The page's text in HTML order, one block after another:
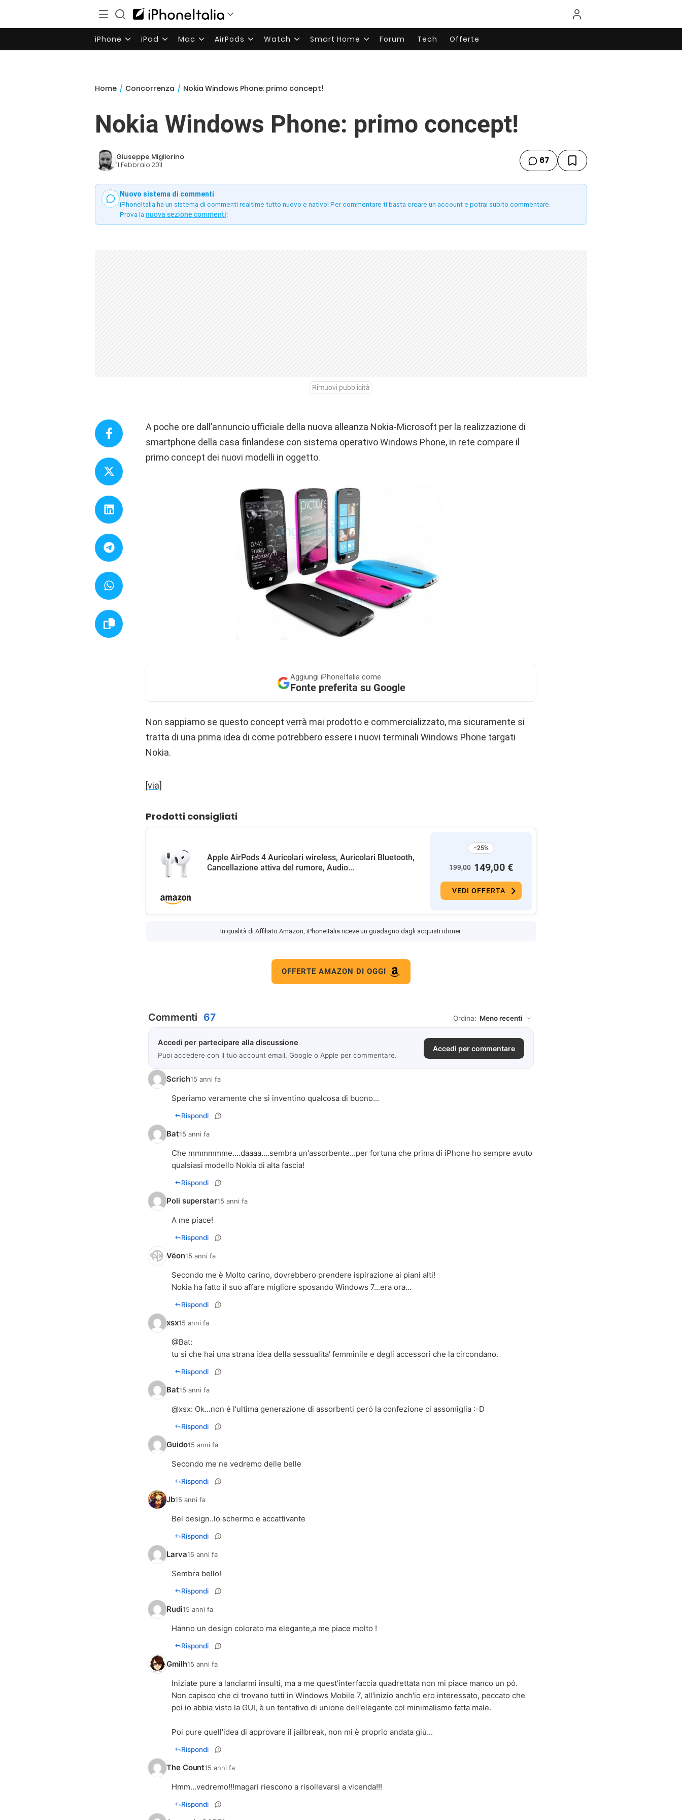
iPhone iPad Mac AirPods Watch Smart Home Forum Tech Offerte
Home / Concorrenza / Nokia Windows Phone: primo concept!
Nokia Windows Phone: primo concept!
Giuseppe Migliorino
11 Febbraio 2011 67
Nuovo sistema di commenti
iPhoneItalia ha un sistema di commenti realtime tutto nuovo e nativo! Per commentare ti basta creare un account e potrai subito commentare.
Prova la nuova sezione commenti!
Rimuovi pubblicità
A poche ore dall’annuncio ufficiale della nuova alleanza Nokia-Microsoft per la realizzazione di
smartphone della casa finlandese con sistema operativo Windows Phone, in rete compare il
primo concept dei nuovi modelli in oggetto.
Aggiungi iPhoneItalia come
Fonte preferita su Google
Non sappiamo se questo concept verrà mai prodotto e commercializzato, ma sicuramente si
tratta di una prima idea di come potrebbero essere i nuovi terminali Windows Phone targati
Nokia.
[via]
Prodotti consigliati
Apple AirPods 4 Auricolari wireless, Auricolari Bluetooth,
Cancellazione attiva del rumore, Audio...
−25%
199,00 149,00 €
VEDI OFFERTA
In qualità di Affiliato Amazon, iPhoneItalia riceve un guadagno dagli acquisti idonei.
OFFERTE AMAZON DI OGGI
Commenti 67 Ordina:
Accedi per partecipare alla discussione
Puoi accedere con il tuo account email, Google o Apple per commentare.
Accedi per commentare
Scrich15 anni fa
Speriamo veramente che si inventino qualcosa di buono...
Rispondi
Bat15 anni fa
Che mmmmmme....daaaa....sembra un'assorbente...per fortuna che prima di iPhone ho sempre avuto
qualsiasi modello Nokia di alta fascia!
Rispondi
Poli superstar15 anni fa
A me piace!
Rispondi
Vëon15 anni fa
Secondo me è Molto carino, dovrebbero prendere ispirazione ai piani alti!
Nokia ha fatto il suo affare migliore sposando Windows 7...era ora...
Rispondi
xsx15 anni fa
@Bat:
tu si che hai una strana idea della sessualita' femminile e degli accessori che la circondano.
Rispondi
Bat15 anni fa
@xsx: Ok...non é l'ultima generazione di assorbenti peró la confezione ci assomiglia :-D
Rispondi
Guido15 anni fa
Secondo me ne vedremo delle belle
Rispondi
Jb15 anni fa
Bel design..lo schermo e accattivante
Rispondi
Larva15 anni fa
Sembra bello!
Rispondi
Rudi15 anni fa
Hanno un design colorato ma elegante,a me piace molto !
Rispondi
Gmilh15 anni fa
Iniziate pure a lanciarmi insulti, ma a me quest'interfaccia quadrettata non mi piace manco un pó.
Non capisco che ci trovano tutti in Windows Mobile 7, all'inizio anch'io ero interessato, peccato che
poi io abbia visto la GUI, è un tentativo di unione dell'elegante col minimalismo fatta male.
Poi pure quell'idea di approvare il jailbreak, non mi è proprio andata giù...
Rispondi
The Count15 anni fa
Hmm...vedremo!!!magari riescono a risollevarsi a vicenda!!!
Rispondi